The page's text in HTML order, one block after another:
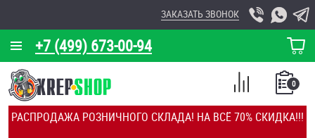
РАСПРОДАЖА РОЗНИЧНОГО СКЛАДА! НА ВСЁ 70% СКИДКА!!!
+7 (499) 673-00-94
ЗАКАЗАТЬ ЗВОНОК
КОРЗИНА
О КОМПАНИИ
КАЛЬКУЛЯТОР
0
СПИСОК
СРАВНЕНИЕ